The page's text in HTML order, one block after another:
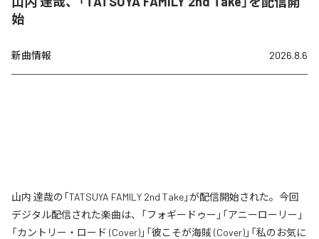
始
新曲情報 2026.8.6
山内 達哉の「TATSUYA FAMILY 2nd Take」が配信開始された。今回
デジタル配信された楽曲は、「フォギードゥー」「アニーローリー」
「カントリー・ロード (Cover)」「彼こそが海賊 (Cover)」「私のお気に